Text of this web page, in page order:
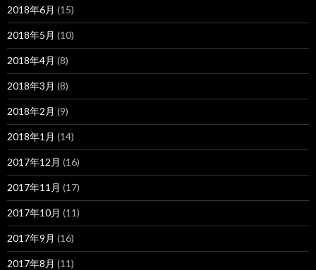
2018年6月 (15)
2018年5月 (10)
2018年4月 (8)
2018年3月 (8)
2018年2月 (9)
2018年1月 (14)
2017年12月 (16)
2017年11月 (17)
2017年10月 (11)
2017年9月 (16)
2017年8月 (11)